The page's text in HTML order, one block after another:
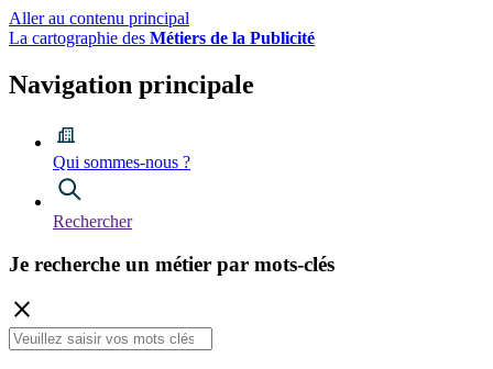
Aller au contenu principal
La cartographie des Métiers de la Publicité
Navigation principale
Qui sommes-nous ?
Rechercher
Je recherche un métier par mots-clés
close